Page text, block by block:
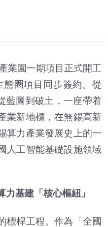
業園一期項目正式開工
態圈項目同步簽約。從
藍圖到破土，一座帶着
業新地標，在無錫高新
算力產業發展史上的一
人工智能基礎設施領域
基建「核心樞紐」
標桿工程。作為「全國